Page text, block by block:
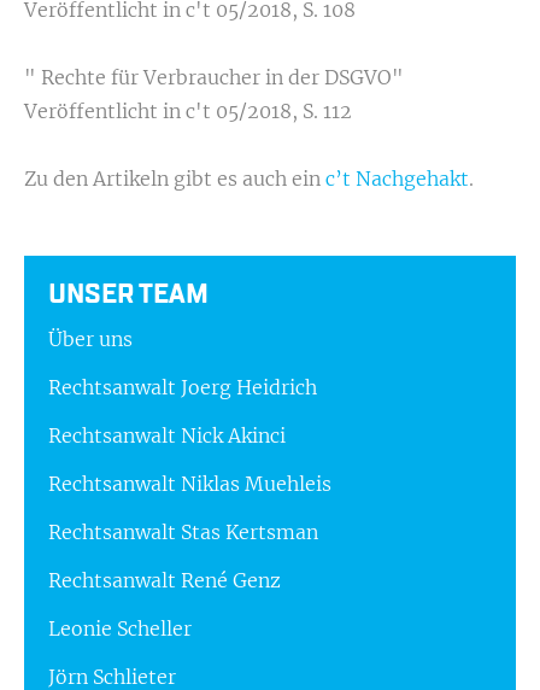
Veröffentlicht in c't 05/2018, S. 108
" Rechte für Verbraucher in der DSGVO"
Veröffentlicht in c't 05/2018, S. 112
Zu den Artikeln gibt es auch ein c’t Nachgehakt.
UNSER TEAM
Über uns
Rechtsanwalt Joerg Heidrich
Rechtsanwalt Nick Akinci
Rechtsanwalt Niklas Muehleis
Rechtsanwalt Stas Kertsman
Rechtsanwalt René Genz
Leonie Scheller
Jörn Schlieter